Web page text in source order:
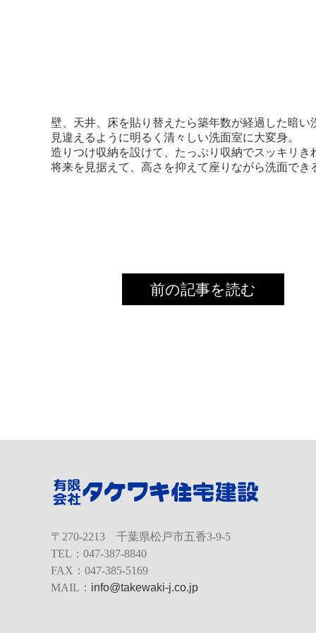
壁、天井、床を貼り替えたら築年数が経過した暗い
見違えるように明るく清々しい洗面室に大変身。
造りつけ収納を設けて、たっぷり収納でスッキリき
将来を見据えて、高さを抑えて座りながら洗面でき
前の記事を読む
〒270-2213 千葉県松戸市五香3-9-5
TEL：047-387-8840
FAX：047-385-5169
MAIL： info@takewaki-j.co.jp